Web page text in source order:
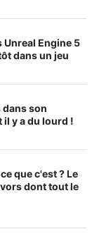
Unreal Engine 5
dans un jeu
dans son
il y a du lourd !
que c'est ? Le
dont tout le